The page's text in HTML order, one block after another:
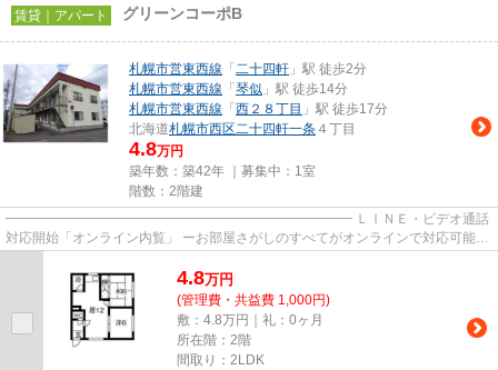
賃貸｜アパート グリーンコーポB
札幌市営東西線 「 二十四軒 」駅 徒歩2分
札幌市営東西線 「 琴似 」駅 徒歩14分
札幌市営東西線 「 西２８丁目 」駅 徒歩17分
北海道札幌市西区二十四軒一条 ４丁目
4.8万円
築年数：築42年 ｜募集中： 1室
階数：2階建
━━━━━━━━━━━━━━━━━━━━━━━━━━ ＬＩＮＥ・ビデオ通話
対応開始「オンライン内覧」 ーお部屋さがしのすべてがオンラインで対応可能ー
4.8万円
(管理費・共益費 1,000円)
敷：4.8万円｜礼：0ヶ月
所在階：2階
間取り：2LDK